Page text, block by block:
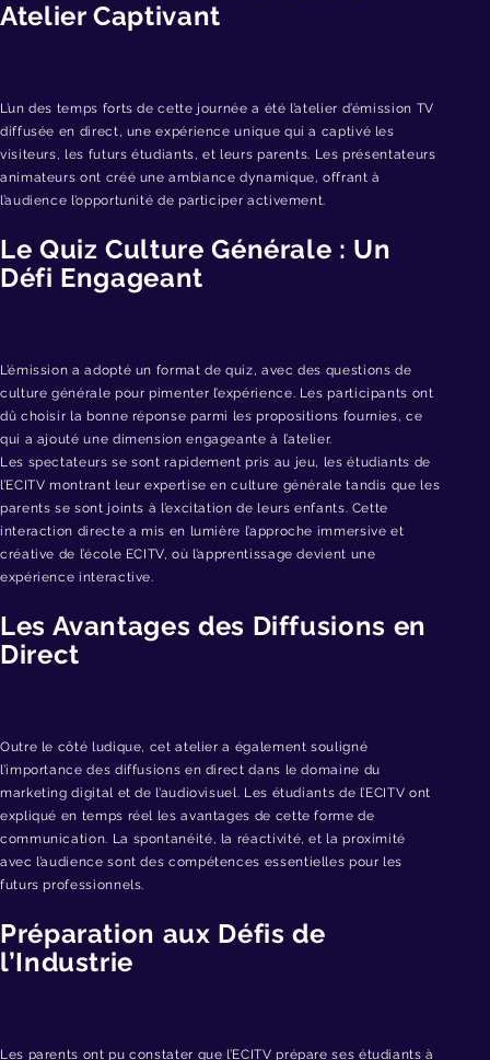
Atelier Captivant
L’un des temps forts de cette journée a été l’atelier d’émission TV
diffusée en direct, une expérience unique qui a captivé les
visiteurs, les futurs étudiants, et leurs parents. Les présentateurs
animateurs ont créé une ambiance dynamique, offrant à
l’audience l’opportunité de participer activement.
Le Quiz Culture Générale : Un
Défi Engageant
L’émission a adopté un format de quiz, avec des questions de
culture générale pour pimenter l’expérience. Les participants ont
dû choisir la bonne réponse parmi les propositions fournies, ce
qui a ajouté une dimension engageante à l’atelier.
Les spectateurs se sont rapidement pris au jeu, les étudiants de
l’ECITV montrant leur expertise en culture générale tandis que les
parents se sont joints à l’excitation de leurs enfants. Cette
interaction directe a mis en lumière l’approche immersive et
créative de l’école ECITV, où l’apprentissage devient une
expérience interactive.
Les Avantages des Diffusions en
Direct
Outre le côté ludique, cet atelier a également souligné
l’importance des diffusions en direct dans le domaine du
marketing digital et de l’audiovisuel. Les étudiants de l’ECITV ont
expliqué en temps réel les avantages de cette forme de
communication. La spontanéité, la réactivité, et la proximité
avec l’audience sont des compétences essentielles pour les
futurs professionnels.
Préparation aux Défis de
l’Industrie
Les parents ont pu constater que l’ECITV prépare ses étudiants à